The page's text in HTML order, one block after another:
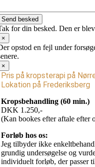
Send besked
for din besked. Den er
×
opstod en fejl under
×
Pris på kropsterapi på
Lokation på Frederiksberg
Kropsbehandling (60 min.)
DKK 1.250,-
(Kan bookes efter aftale efter
Forløb hos os:
Jeg tilbyder ikke
grundig undersøgelse og
individuelt forløb, der passer